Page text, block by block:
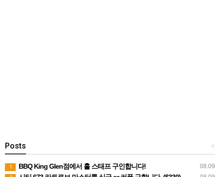
+
Posts
08.09
1 BBQ King Glen점에서 홀 스태프 구인합니다!